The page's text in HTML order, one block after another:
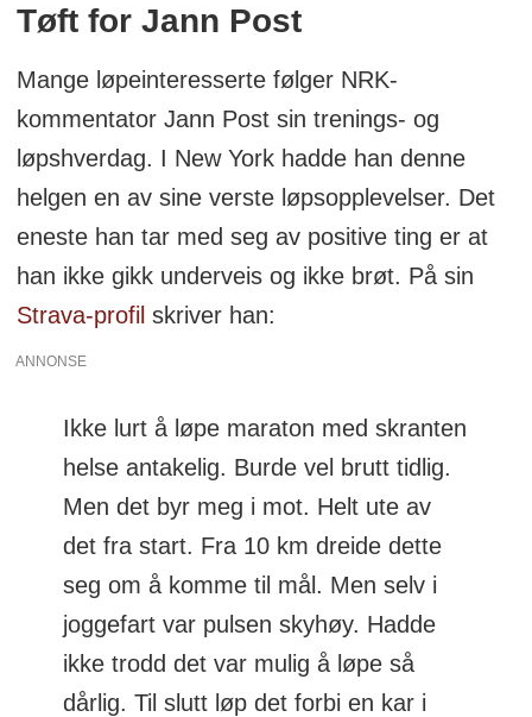
Tøft for Jann Post
Mange løpeinteresserte følger NRK-
kommentator Jann Post sin trenings- og
løpshverdag. I New York hadde han denne
helgen en av sine verste løpsopplevelser. Det
eneste han tar med seg av positive ting er at
han ikke gikk underveis og ikke brøt. På sin
Strava-profil skriver han:
ANNONSE
Ikke lurt å løpe maraton med skranten
helse antakelig. Burde vel brutt tidlig.
Men det byr meg i mot. Helt ute av
det fra start. Fra 10 km dreide dette
seg om å komme til mål. Men selv i
joggefart var pulsen skyhøy. Hadde
ikke trodd det var mulig å løpe så
dårlig. Til slutt løp det forbi en kar i